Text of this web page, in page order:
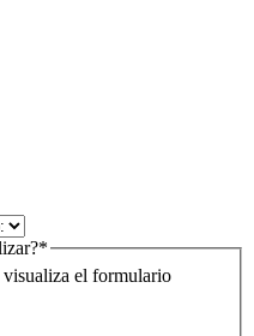
visualiza el formulario
*